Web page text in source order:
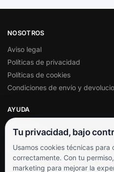
NOSOTROS
Aviso legal
Políticas de privacidad
Políticas de cookies
Condiciones de envío y
AYUDA
Soporte al cliente
Contacto
Términos y condiciones
Tu privacidad, bajo
Usamos cookies técnicas para
correctamente. Con tu
marketing para mejorar la